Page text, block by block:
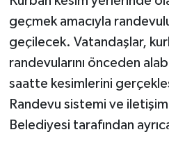
geçmek amacıyla
geçilecek. Vatandaşlar,
randevularını önceden
saatte kesimlerini
Randevu sistemi ve
Belediyesi tarafından